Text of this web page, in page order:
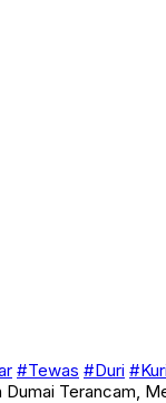
#Tewas #Duri
Dumai Terancam,